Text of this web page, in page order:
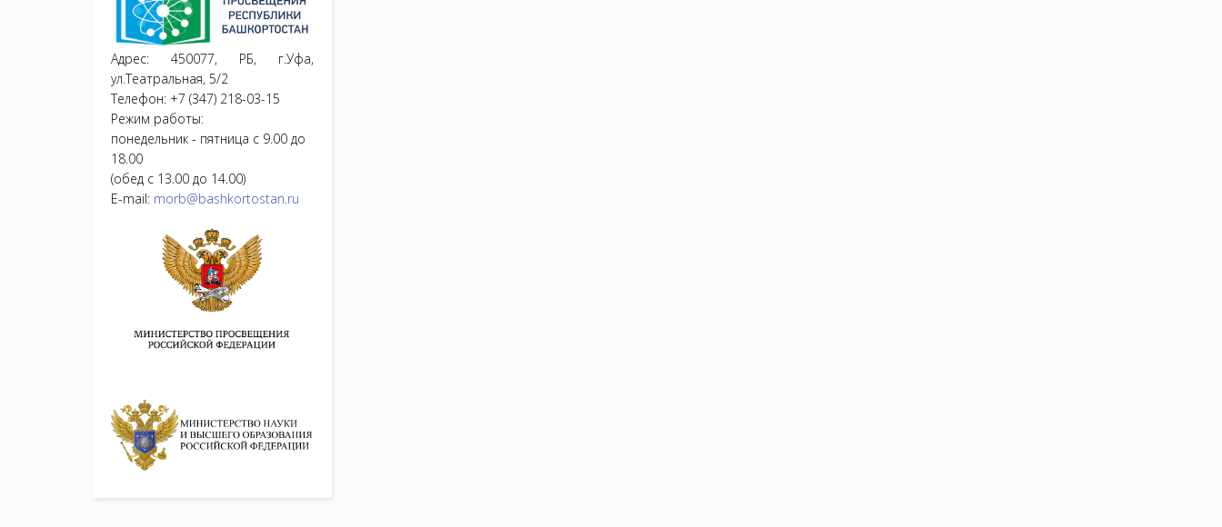
Адрес: 450077, РБ, г.Уфа,
ул.Театральная, 5/2
Телефон: +7 (347) 218-03-15
Режим работы:
понедельник - пятница с 9.00 до
18.00
(обед с 13.00 до 14.00)
E-mail: morb@bashkortostan.ru